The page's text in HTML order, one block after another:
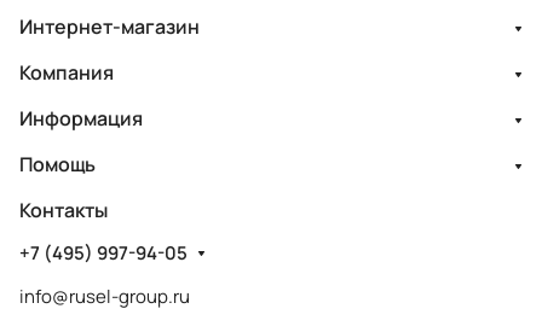
Интернет-магазин
Компания
Информация
Помощь
Контакты
+7 (495) 997-94-05
info@rusel-group.ru